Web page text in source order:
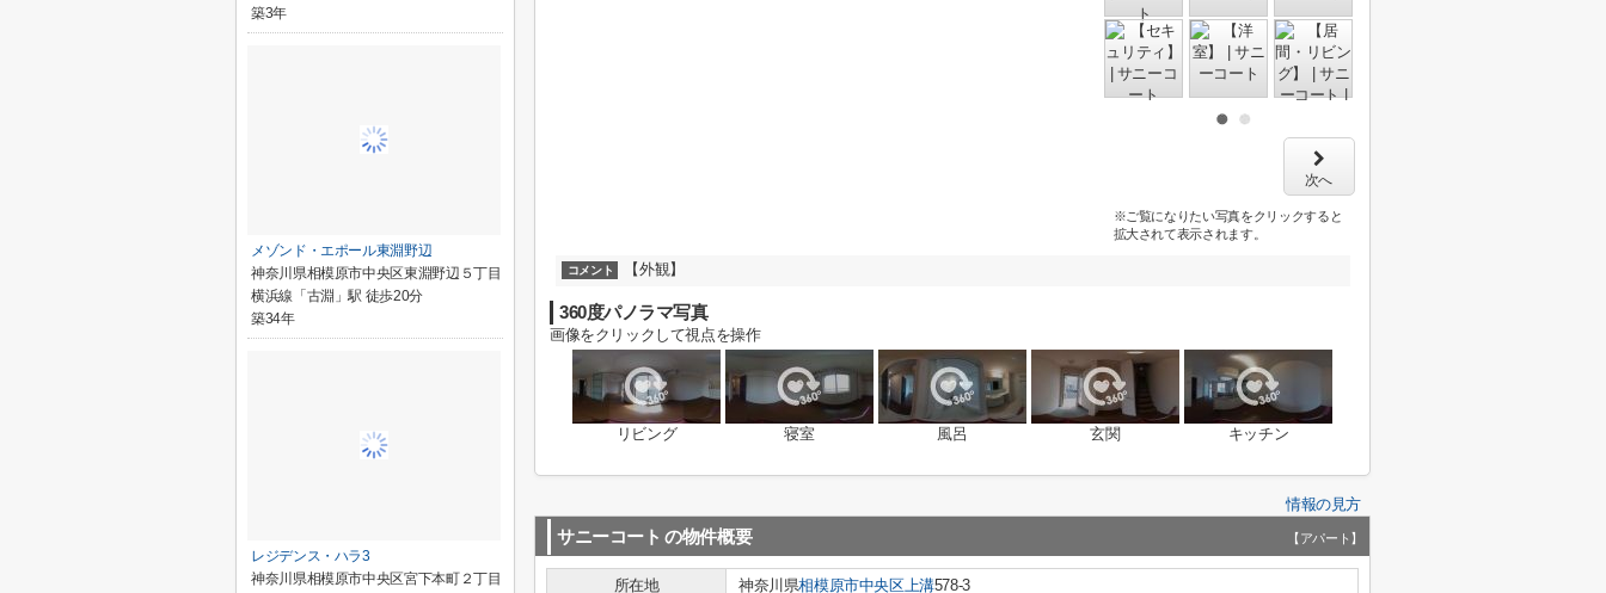
次へ
※ご覧になりたい写真をクリックすると
拡大されて表示されます。
コメント 【外観】
360度パノラマ写真
画像をクリックして視点を操作
リビング 寝室 風呂 玄関 キッチン
情報の見方
サニーコート の物件概要 【アパート】
所在地 神奈川県相模原市中央区上溝578-3
築3年
メゾンド・エポール東淵野辺
神奈川県相模原市中央区東淵野辺５丁目
横浜線「古淵」駅 徒歩20分
築34年
レジデンス・ハラ3
神奈川県相模原市中央区宮下本町２丁目